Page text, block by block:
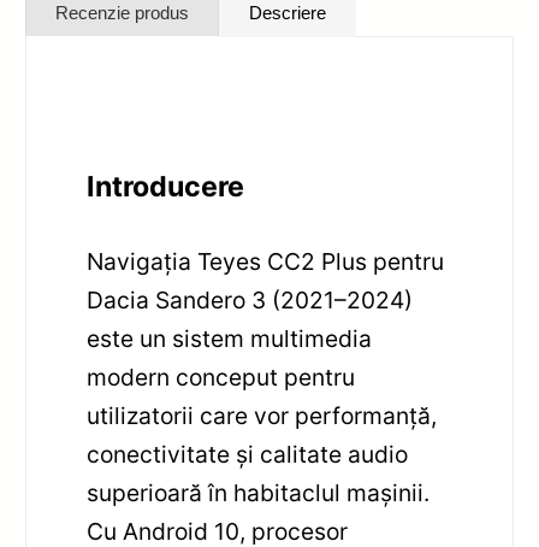
Recenzie produs Descriere
Introducere
Navigația Teyes CC2 Plus pentru
Dacia Sandero 3 (2021–2024)
este un sistem multimedia
modern conceput pentru
utilizatorii care vor performanță,
conectivitate și calitate audio
superioară în habitaclul mașinii.
Cu Android 10, procesor